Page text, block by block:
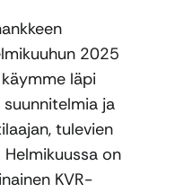
2025
läpi
ja
tulevien
on
KVR-